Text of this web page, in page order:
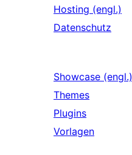
Hosting (engl.)
Datenschutz
Showcase (engl.)
Themes
Plugins
Vorlagen